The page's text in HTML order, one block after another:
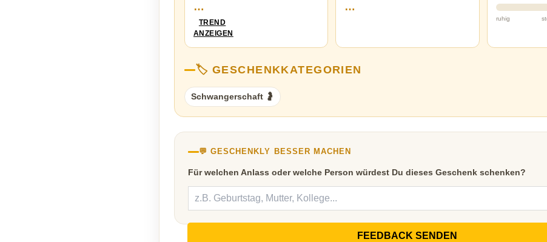
…
TREND
ANZEIGEN
…
ruhig
🏷️ GESCHENKKATEGORIEN
Schwangerschaft 🤰
💬 GESCHENKLY BESSER MACHEN
Für welchen Anlass oder welche Person würdest Du dieses Geschenk schenken?
FEEDBACK SENDEN